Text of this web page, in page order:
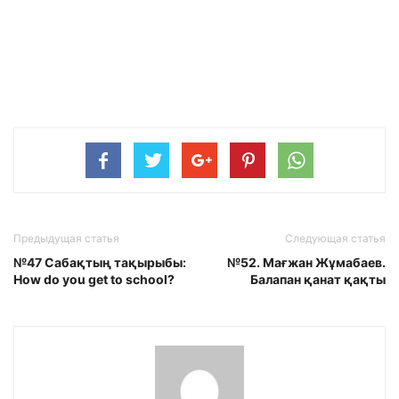
Предыдущая статья
№47 Сабақтың тақырыбы:
How do you get to school?
Следующая статья
№52. Мағжан Жұмабаев.
Балапан қанат қақты